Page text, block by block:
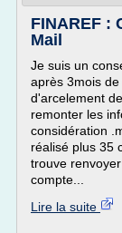
FINAREF :
Mail
Je suis un
après 3mois
d'arcelement
remonter les
considération
réalisé plus 35
trouve
compte...
Lire la suite